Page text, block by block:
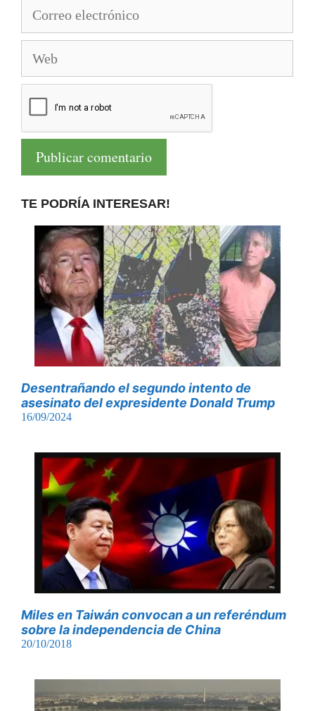
electrónico
TE PODRÍA INTERESAR!
Desentrañando el segundo intento de
asesinato del expresidente Donald Trump
16/09/2024
Miles en Taiwán convocan a un referéndum
sobre la independencia de China
20/10/2018